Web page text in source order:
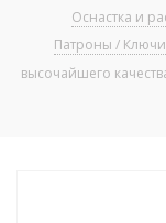
Оснастка и
Патроны /
высочайшего